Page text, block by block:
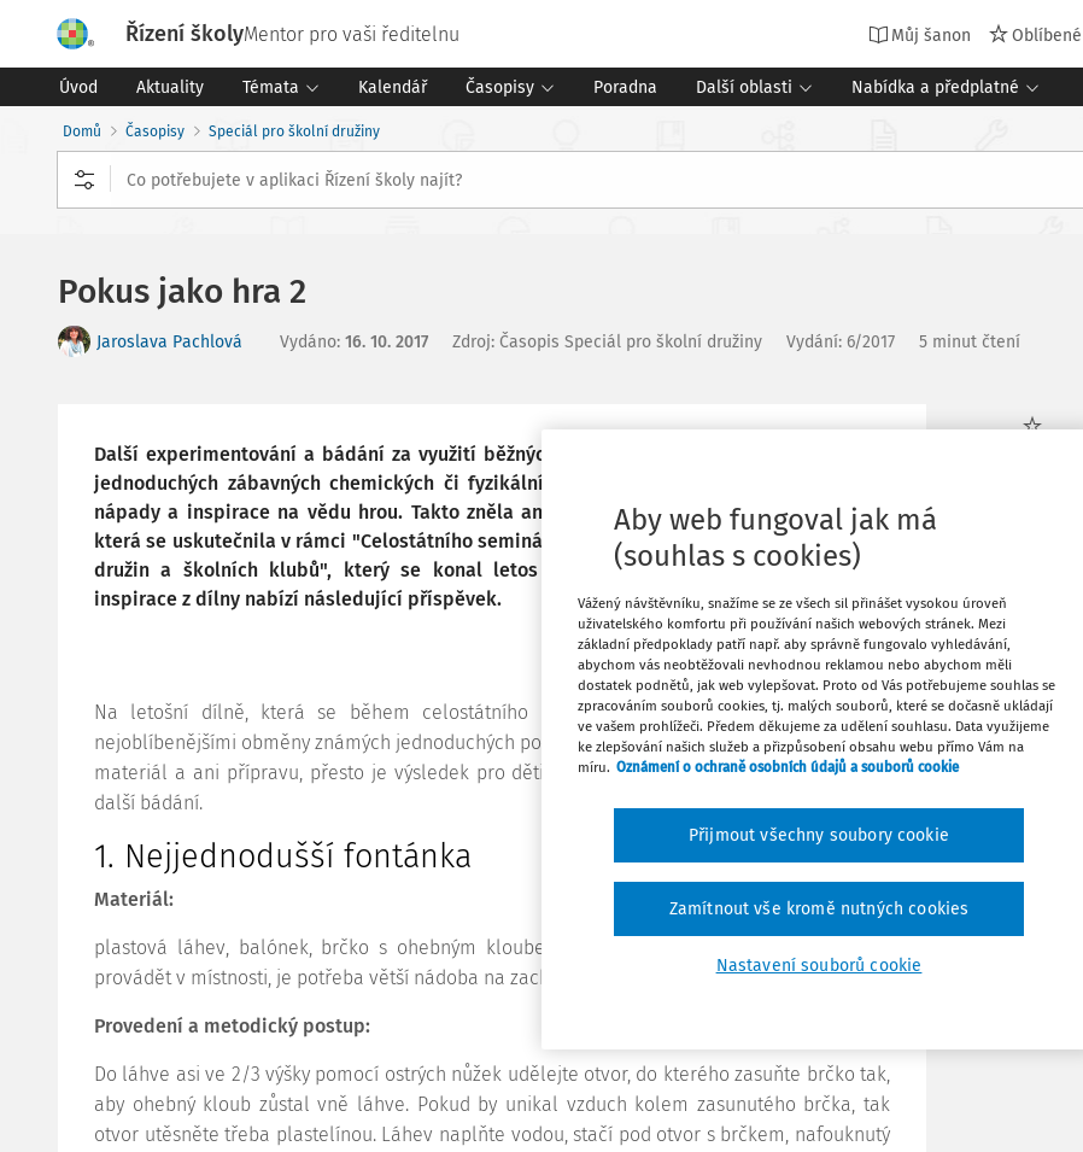
Řízení školyMentor pro vaši ředitelnu Můj šanon Oblíbené
Úvod Aktuality Témata Kalendář Časopisy Poradna Další oblasti Nabídka a předplatné
Domů Časopisy Speciál pro školní družiny
Pokus jako hra 2
Jaroslava Pachlová Vydáno: 16. 10. 2017 Zdroj: Časopis Speciál pro školní družiny Vydání: 6/2017 5 minut čtení
Další experimentování a bádání za využití běžných či odpadových materiálů. Provádění
jednoduchých zábavných chemických či fyzikálních pokusů, tvorba fyzikálních hraček,
nápady a inspirace na vědu hrou. Takto zněla anotace na pokračující vzdělávací dílnu,
která se uskutečnila v rámci "Celostátního semináře vychovatelek a vychovatelů školních
družin a školních klubů", který se konal letos na začátku června v Praze. Některé
inspirace z dílny nabízí následující příspěvek.
Na letošní dílně, která se během celostátního semináře dvakrát opakovala, se staly
nejoblíbenějšími obměny známých jednoduchých pokusů. Tyto aktivity nejsou náročné na čas,
materiál a ani přípravu, přesto je výsledek pro děti, ale i dospělé strhující a motivující pro
další bádání.
1. Nejjednodušší fontánka
Materiál:
plastová láhev, balónek, brčko s ohebným kloubem, ostré nůžky, a pokud budete pokus
provádět v místnosti, je potřeba větší nádoba na zachycování vody
Provedení a metodický postup:
Do láhve asi ve 2/3 výšky pomocí ostrých nůžek udělejte otvor, do kterého zasuňte brčko tak,
aby ohebný kloub zůstal vně láhve. Pokud by unikal vzduch kolem zasunutého brčka, tak
otvor utěsněte třeba plastelínou. Láhev naplňte vodou, stačí pod otvor s brčkem, nafouknutý
Tisknout
Sdílet
Poznámka
Aby web fungoval jak má
(souhlas s cookies)
Vážený návštěvníku, snažíme se ze všech sil přinášet vysokou úroveň
uživatelského komfortu při používání našich webových stránek. Mezi
základní předpoklady patří např. aby správně fungovalo vyhledávání,
abychom vás neobtěžovali nevhodnou reklamou nebo abychom měli
dostatek podnětů, jak web vylepšovat. Proto od Vás potřebujeme souhlas se
zpracováním souborů cookies, tj. malých souborů, které se dočasně ukládají
ve vašem prohlížeči. Předem děkujeme za udělení souhlasu. Data využijeme
ke zlepšování našich služeb a přizpůsobení obsahu webu přímo Vám na
míru. Oznámení o ochraně osobních údajů a souborů cookie
Nastavení souborů cookie
Zamítnout vše kromě nutných cookies
Přijmout všechny soubory cookie